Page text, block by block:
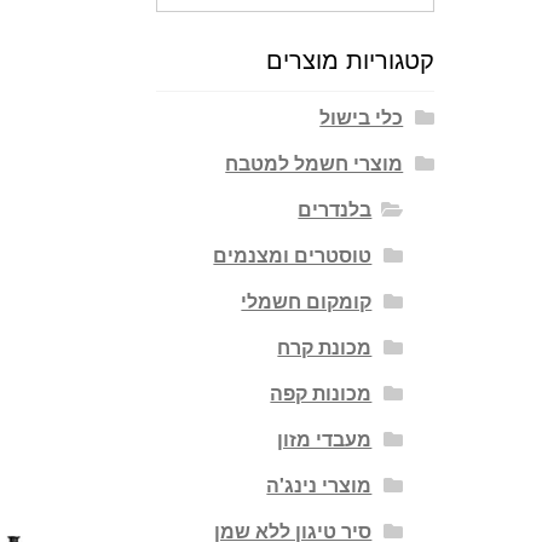
קטגוריות מוצרים
כלי בישול
מוצרי חשמל למטבח
בלנדרים
טוסטרים ומצנמים
קומקום חשמלי
מכונת קרח
מכונות קפה
מעבדי מזון
מוצרי נינג'ה
סיר טיגון ללא שמן